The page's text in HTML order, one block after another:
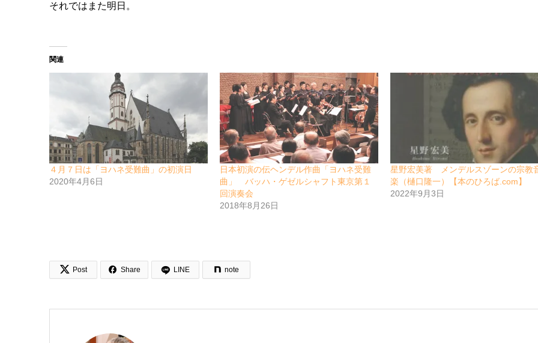
それではまた明日。
関連
４月７日は「ヨハネ受難曲」の初演日
2020年4月6日
日本初演の伝ヘンデル作曲「ヨハネ受難
曲」 バッハ・ゲゼルシャフト東京第１
回演奏会
2018年8月26日
星野宏美著 メンデルスゾーンの宗教
楽（樋口隆一）【本のひろば.com】
2022年9月3日
 Post  Share LINE note